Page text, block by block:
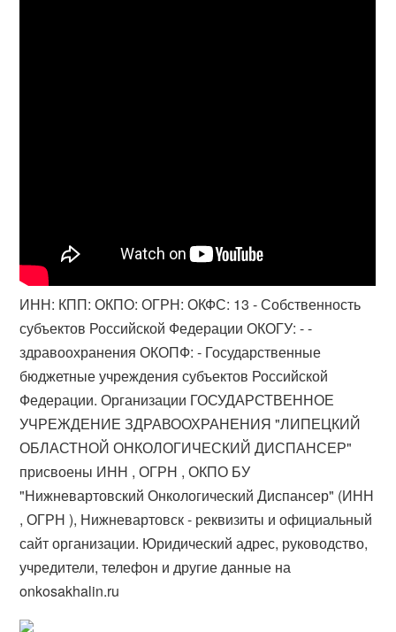
ИНН: КПП: ОКПО: ОГРН: ОКФС: 13 - Собственность
субъектов Российской Федерации ОКОГУ: - -
здравоохранения ОКОПФ: - Государственные
бюджетные учреждения субъектов Российской
Федерации. Организации ГОСУДАРСТВЕННОЕ
УЧРЕЖДЕНИЕ ЗДРАВООХРАНЕНИЯ "ЛИПЕЦКИЙ
ОБЛАСТНОЙ ОНКОЛОГИЧЕСКИЙ ДИСПАНСЕР"
присвоены ИНН , ОГРН , ОКПО БУ
"Нижневартовский Онкологический Диспансер" (ИНН
, ОГРН ), Нижневартовск - реквизиты и официальный
сайт организации. Юридический адрес, руководство,
учредители, телефон и другие данные на
onkosakhalin.ru